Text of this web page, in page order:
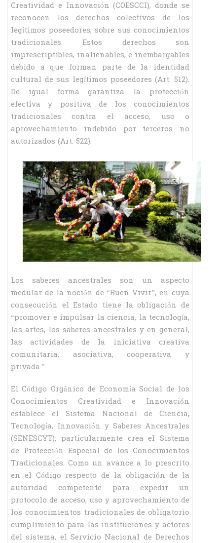
Creatividad e Innovación (COESCCI), donde se
reconocen los derechos colectivos de los
legítimos poseedores, sobre sus conocimientos
tradicionales. Estos derechos son
imprescriptibles, inalienables, e inembargables
debido a que forman parte de la identidad
cultural de sus legítimos poseedores (Art. 512).
De igual forma garantiza la protección
efectiva y positiva de los conocimientos
tradicionales contra el acceso, uso o
aprovechamiento indebido por terceros no
autorizados (Art. 522).
Los saberes ancestrales son un aspecto
medular de la noción de “Buen Vivir”, en cuya
consecución el Estado tiene la obligación de
“promover e impulsar la ciencia, la tecnología,
las artes, los saberes ancestrales y en general,
las actividades de la iniciativa creativa
comunitaria, asociativa, cooperativa y
privada.”
El Código Orgánico de Economía Social de los
Conocimientos Creatividad e Innovación
establece el Sistema Nacional de Ciencia,
Tecnología, Innovación y Saberes Ancestrales
(SENESCYT); particularmente crea el Sistema
de Protección Especial de los Conocimientos
Tradicionales. Como un avance a lo prescrito
en el Código respecto de la obligación de la
autoridad competente para expedir un
protocolo de acceso, uso y aprovechamiento de
los conocimientos tradicionales de obligatorio
cumplimiento para las instituciones y actores
del sistema, el Servicio Nacional de Derechos